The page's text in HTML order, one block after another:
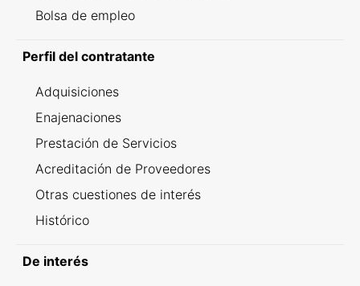
Bolsa de empleo
Perfil del contratante
Adquisiciones
Enajenaciones
Prestación de Servicios
Acreditación de Proveedores
Otras cuestiones de interés
Histórico
De interés